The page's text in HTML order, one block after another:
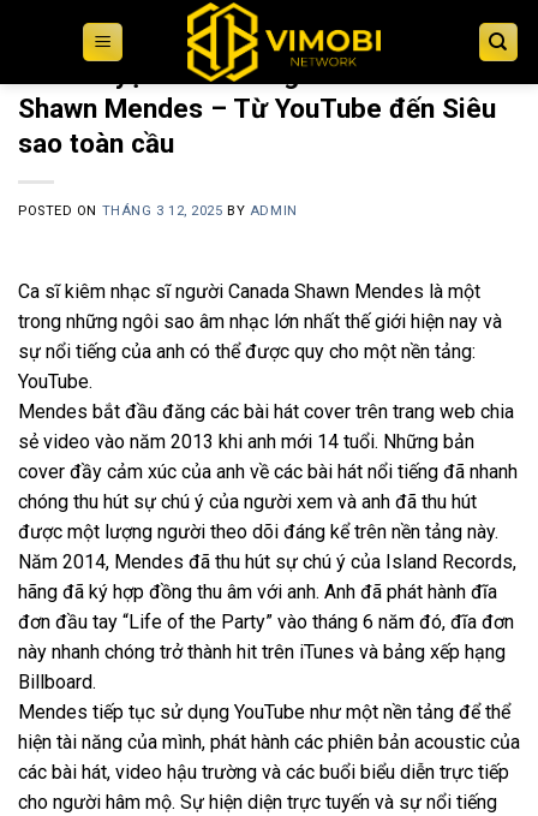
Câu chuyện thành công của Youtube:
Shawn Mendes – Từ YouTube đến Siêu
sao toàn cầu
POSTED ON THÁNG 3 12, 2025 BY ADMIN
Ca sĩ kiêm nhạc sĩ người Canada Shawn Mendes là một
trong những ngôi sao âm nhạc lớn nhất thế giới hiện nay và
sự nổi tiếng của anh có thể được quy cho một nền tảng:
YouTube.
Mendes bắt đầu đăng các bài hát cover trên trang web chia
sẻ video vào năm 2013 khi anh mới 14 tuổi. Những bản
cover đầy cảm xúc của anh về các bài hát nổi tiếng đã nhanh
chóng thu hút sự chú ý của người xem và anh đã thu hút
được một lượng người theo dõi đáng kể trên nền tảng này.
Năm 2014, Mendes đã thu hút sự chú ý của Island Records,
hãng đã ký hợp đồng thu âm với anh. Anh đã phát hành đĩa
đơn đầu tay “Life of the Party” vào tháng 6 năm đó, đĩa đơn
này nhanh chóng trở thành hit trên iTunes và bảng xếp hạng
Billboard.
Mendes tiếp tục sử dụng YouTube như một nền tảng để thể
hiện tài năng của mình, phát hành các phiên bản acoustic của
các bài hát, video hậu trường và các buổi biểu diễn trực tiếp
cho người hâm mộ. Sự hiện diện trực tuyến và sự nổi tiếng